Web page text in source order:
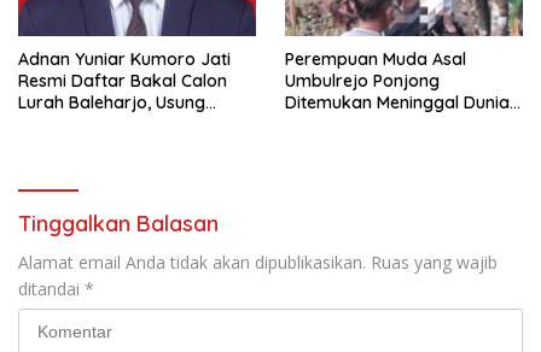
Adnan Yuniar Kumoro Jati
Resmi Daftar Bakal Calon
Lurah Baleharjo, Usung
Perempuan Muda Asal
Umbulrejo Ponjong
Ditemukan Meninggal Dunia
Tinggalkan Balasan
Alamat email Anda tidak akan dipublikasikan. Ruas yang wajib
ditandai *